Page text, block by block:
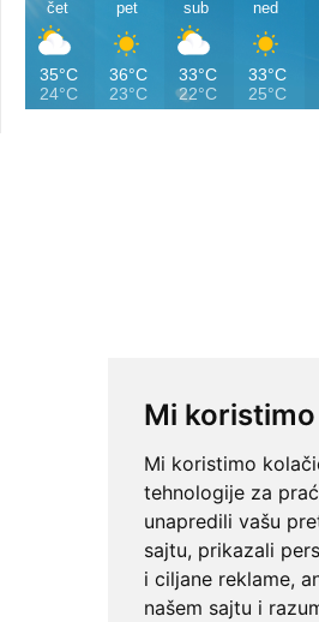
Mi
Mi koristimo
tehnologije za
unapredili vašu
sajtu, prikazali
i ciljane reklame,
našem sajtu i
čet
35°C
24°C
pet
36°C
23°C
sub
33°C
22°C
ned
33°C
25°C